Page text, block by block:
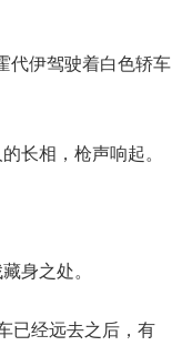
代伊驾驶着白色轿车
长相，枪声响起。
身之处。
已经远去之后，有